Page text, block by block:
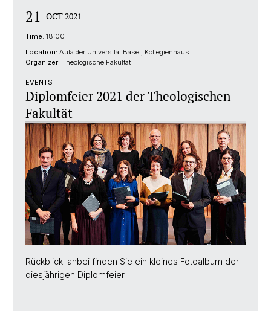
21 OCT 2021
Time: 18:00
Location: Aula der Universität Basel, Kollegienhaus
Organizer: Theologische Fakultät
EVENTS
Diplomfeier 2021 der Theologischen
Fakultät
Rückblick: anbei finden Sie ein kleines Fotoalbum der
diesjährigen Diplomfeier.